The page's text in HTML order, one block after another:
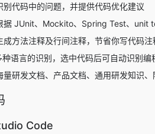
别代码中的问题，并提供代码优化建议
据 JUnit、Mockito、Spring Test、unit
成方法注释及行间注释，节省你写代码
语言的识别，选中代码后可自动识别编
量研发文档、产品文档、通用研发知识
Code